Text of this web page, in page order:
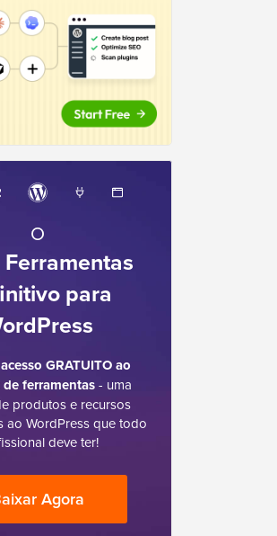
O
para
GRATUITO ao
ferramentas- uma
produtos e recursos
ao WordPress que todo
deve ter!
Agora